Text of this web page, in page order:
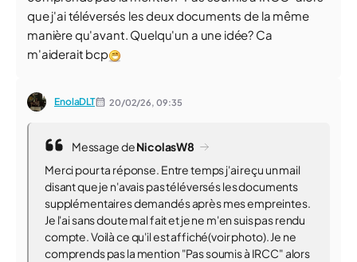
que j'ai téléversés les deux documents de la même
manière qu'avant. Quelqu'un a une idée? Ca
m'aiderait bcp
EnolaDLT 20/02/26, 09:35
Message deNicolasW8
Merci pour ta réponse. Entre temps j'ai reçu un mail
disant que je n'avais pas téléversés les documents
supplémentaires demandés après mes empreintes.
Je l'ai sans doute mal fait et je ne m'en suis pas rendu
compte. Voilà ce qu'il est affiché(voir photo). Je ne
comprends pas la mention "Pas soumis à IRCC" alors